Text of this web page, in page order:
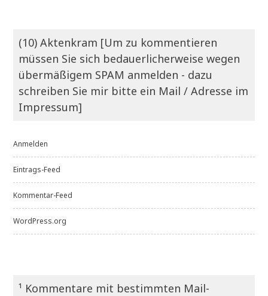
(10) Aktenkram [Um zu kommentieren
müssen Sie sich bedauerlicherweise wegen
übermäßigem SPAM anmelden - dazu
schreiben Sie mir bitte ein Mail / Adresse im
Impressum]
Anmelden
Eintrags-Feed
Kommentar-Feed
WordPress.org
¹ Kommentare mit bestimmten Mail-